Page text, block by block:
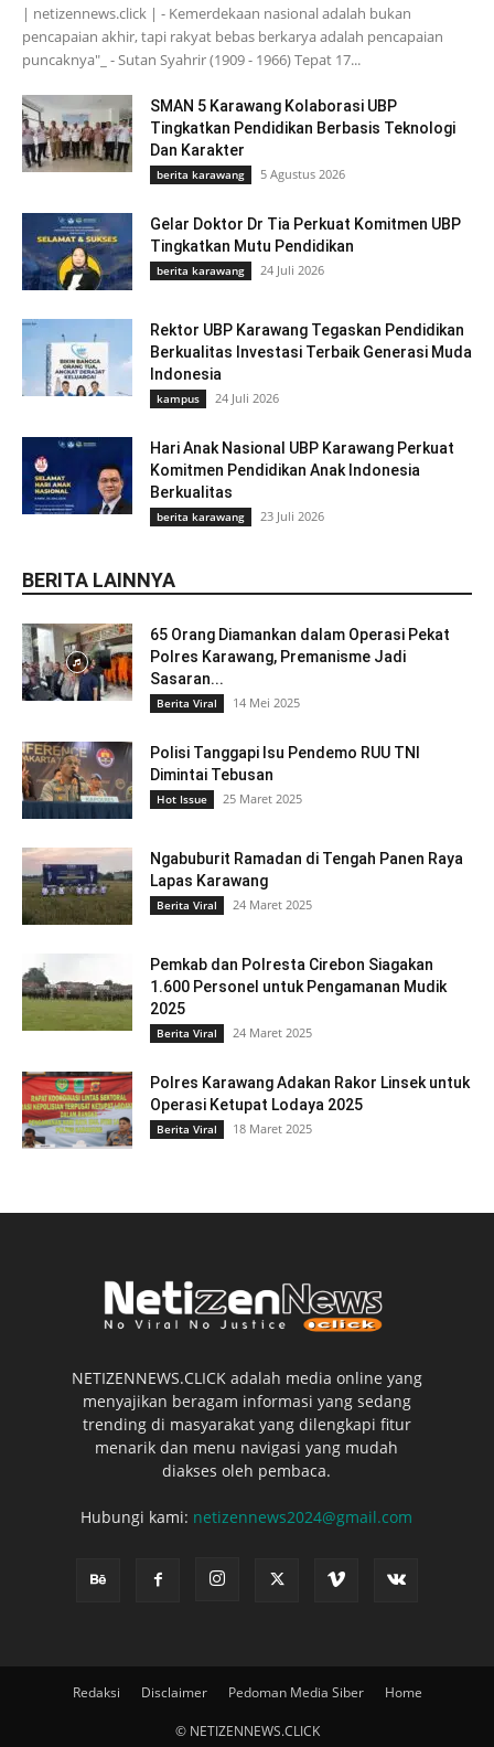
| netizennews.click | - Kemerdekaan nasional adalah bukan
pencapaian akhir, tapi rakyat bebas berkarya adalah pencapaian
puncaknya"_ - Sutan Syahrir (1909 - 1966) Tepat 17...
SMAN 5 Karawang Kolaborasi UBP
Tingkatkan Pendidikan Berbasis Teknologi
Dan Karakter
berita karawang 5 Agustus 2026
Gelar Doktor Dr Tia Perkuat Komitmen UBP
Tingkatkan Mutu Pendidikan
berita karawang 24 Juli 2026
Rektor UBP Karawang Tegaskan Pendidikan
Berkualitas Investasi Terbaik Generasi Muda
Indonesia
kampus 24 Juli 2026
Hari Anak Nasional UBP Karawang Perkuat
Komitmen Pendidikan Anak Indonesia
Berkualitas
berita karawang 23 Juli 2026
BERITA LAINNYA
65 Orang Diamankan dalam Operasi Pekat
Polres Karawang, Premanisme Jadi
Sasaran...
Berita Viral 14 Mei 2025
Polisi Tanggapi Isu Pendemo RUU TNI
Dimintai Tebusan
Hot Issue 25 Maret 2025
Ngabuburit Ramadan di Tengah Panen Raya
Lapas Karawang
Berita Viral 24 Maret 2025
Pemkab dan Polresta Cirebon Siagakan
1.600 Personel untuk Pengamanan Mudik
2025
Berita Viral 24 Maret 2025
Polres Karawang Adakan Rakor Linsek untuk
Operasi Ketupat Lodaya 2025
Berita Viral 18 Maret 2025
NETIZENNEWS.CLICK adalah media online yang
menyajikan beragam informasi yang sedang
trending di masyarakat yang dilengkapi fitur
menarik dan menu navigasi yang mudah
diakses oleh pembaca.
Hubungi kami: netizennews2024@gmail.com
Redaksi Disclaimer Pedoman Media Siber Home
© NETIZENNEWS.CLICK